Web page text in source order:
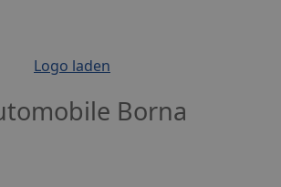
Logo laden
Borna